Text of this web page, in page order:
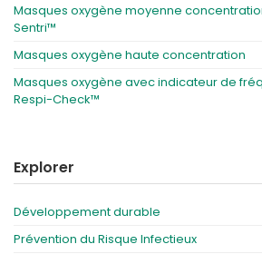
Masques oxygène moyenne
Sentri™
Masques oxygène haute concentration
Masques oxygène avec indicateur de
Respi-Check™
Explorer
Développement durable
Prévention du Risque Infectieux